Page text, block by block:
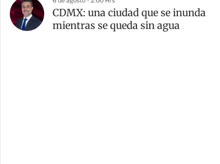
CDMX: una ciudad que se inunda
mientras se queda sin agua